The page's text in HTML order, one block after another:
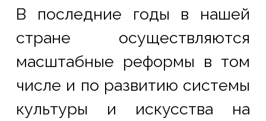
В последние годы в нашей
стране осуществляются
масштабные реформы в том
числе и по развитию системы
культуры и искусства на